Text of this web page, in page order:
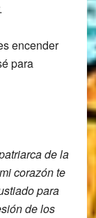
encender
para
de la
corazón te
para
de los